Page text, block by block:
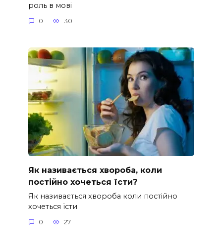
роль в мові
0 30
Як називається хвороба, коли
постійно хочеться їсти?
Як називається хвороба коли постійно
хочеться їсти
0 27